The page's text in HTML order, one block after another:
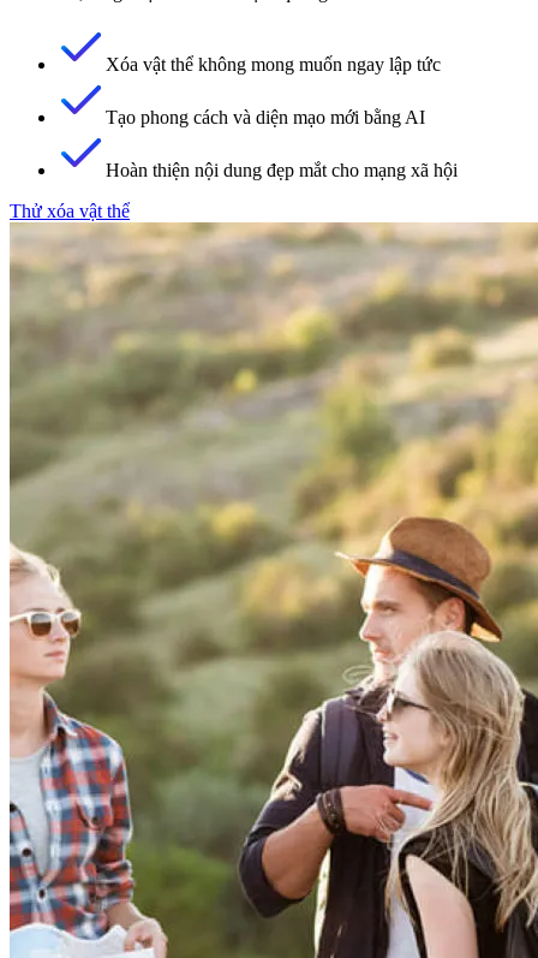
Xóa vật thể không mong muốn ngay lập tức
Tạo phong cách và diện mạo mới bằng AI
Hoàn thiện nội dung đẹp mắt cho mạng xã hội
Thử xóa vật thể